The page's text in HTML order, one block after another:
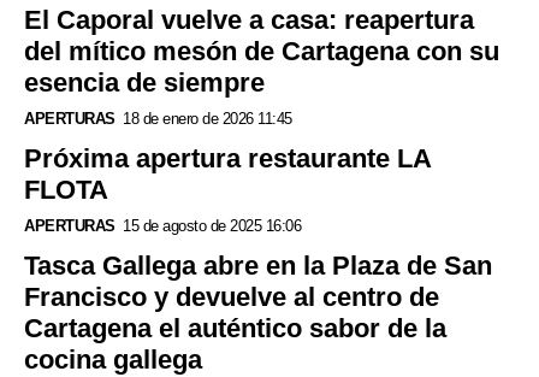
El Caporal vuelve a casa: reapertura
del mítico mesón de Cartagena con su
esencia de siempre
APERTURAS 18 de enero de 2026 11:45
Próxima apertura restaurante LA
FLOTA
APERTURAS 15 de agosto de 2025 16:06
Tasca Gallega abre en la Plaza de San
Francisco y devuelve al centro de
Cartagena el auténtico sabor de la
cocina gallega